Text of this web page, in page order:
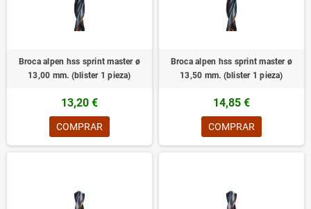
Broca alpen hss sprint master ø
13,00 mm. (blister 1 pieza)
13,20 €
COMPRAR
Broca alpen hss sprint master ø
13,50 mm. (blister 1 pieza)
14,85 €
COMPRAR